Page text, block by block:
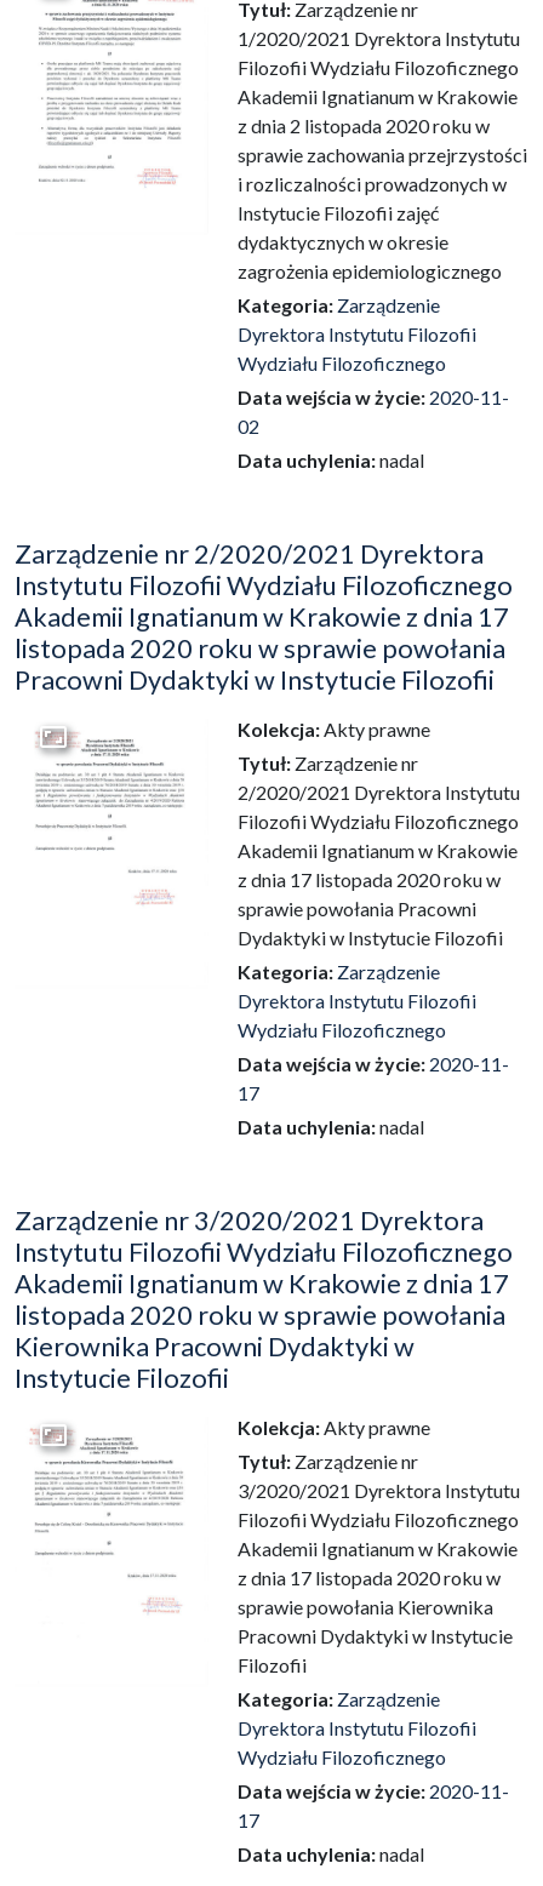
Tytuł: Zarządzenie nr
1/2020/2021 Dyrektora Instytutu
Filozofii Wydziału Filozoficznego
Akademii Ignatianum w Krakowie
z dnia 2 listopada 2020 roku w
sprawie zachowania przejrzystości
i rozliczalności prowadzonych w
Instytucie Filozofii zajęć
dydaktycznych w okresie
zagrożenia epidemiologicznego
Kategoria: Zarządzenie
Dyrektora Instytutu Filozofii
Wydziału Filozoficznego
Data wejścia w życie: 2020-11-
02
Data uchylenia:nadal
Zarządzenie nr 2/2020/2021 Dyrektora
Instytutu Filozofii Wydziału Filozoficznego
Akademii Ignatianum w Krakowie z dnia 17
listopada 2020 roku w sprawie powołania
Pracowni Dydaktyki w Instytucie Filozofii
Przejdź do zbioru
Kolekcja:Akty prawne
Tytuł: Zarządzenie nr
2/2020/2021 Dyrektora Instytutu
Filozofii Wydziału Filozoficznego
Akademii Ignatianum w Krakowie
z dnia 17 listopada 2020 roku w
sprawie powołania Pracowni
Dydaktyki w Instytucie Filozofii
Kategoria: Zarządzenie
Dyrektora Instytutu Filozofii
Wydziału Filozoficznego
Data wejścia w życie: 2020-11-
17
Data uchylenia:nadal
Zarządzenie nr 3/2020/2021 Dyrektora
Instytutu Filozofii Wydziału Filozoficznego
Akademii Ignatianum w Krakowie z dnia 17
listopada 2020 roku w sprawie powołania
Kierownika Pracowni Dydaktyki w
Instytucie Filozofii
Przejdź do zbioru
Kolekcja:Akty prawne
Tytuł: Zarządzenie nr
3/2020/2021 Dyrektora Instytutu
Filozofii Wydziału Filozoficznego
Akademii Ignatianum w Krakowie
z dnia 17 listopada 2020 roku w
sprawie powołania Kierownika
Pracowni Dydaktyki w Instytucie
Filozofii
Kategoria: Zarządzenie
Dyrektora Instytutu Filozofii
Wydziału Filozoficznego
Data wejścia w życie: 2020-11-
17
Data uchylenia:nadal